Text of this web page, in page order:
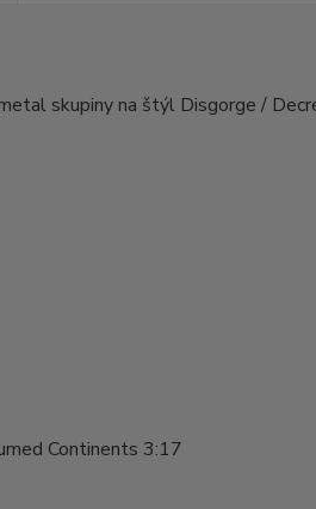
skupiny na štýl Disgorge /
Continents 3:17